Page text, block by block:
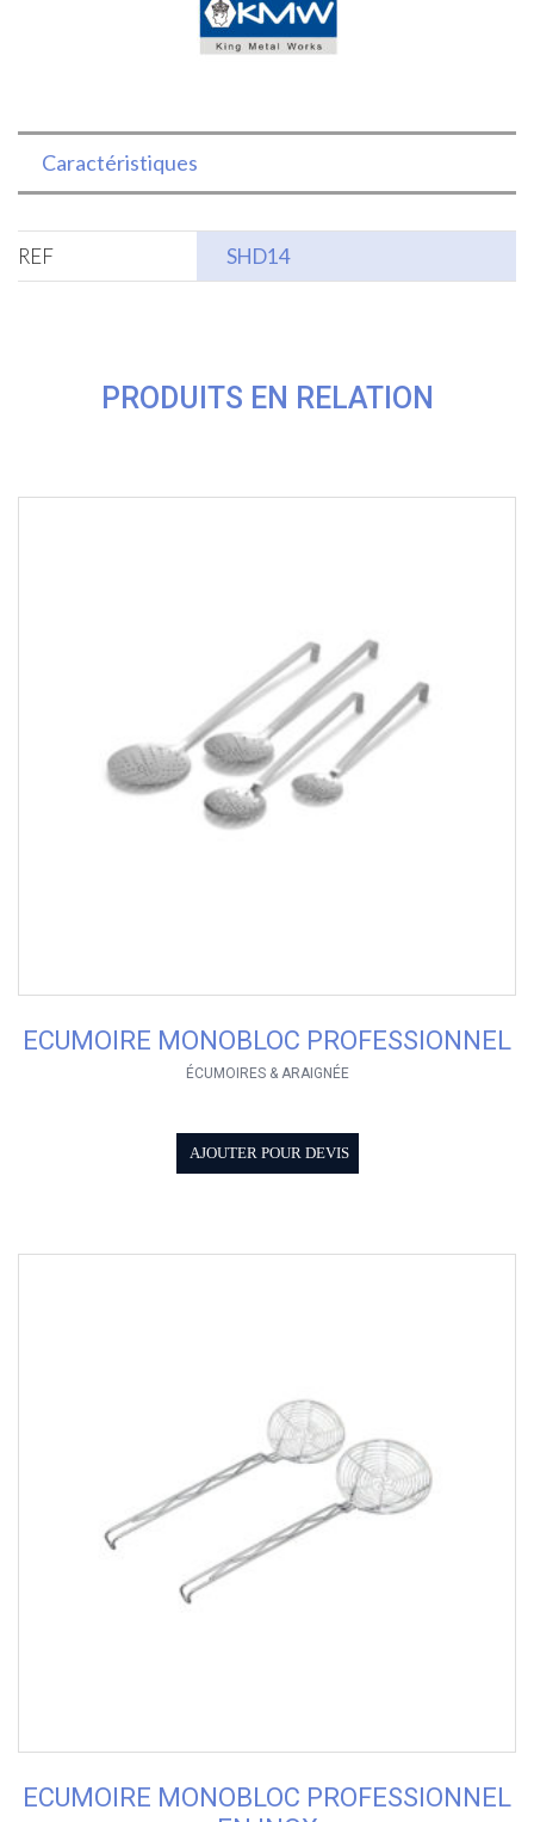
Caractéristiques
REF SHD14
PRODUITS EN RELATION
ECUMOIRE MONOBLOC PROFESSIONNEL
ÉCUMOIRES & ARAIGNÉE
AJOUTER POUR DEVIS
ECUMOIRE MONOBLOC PROFESSIONNEL